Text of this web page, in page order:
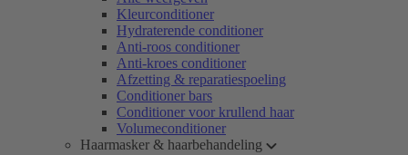
Kleurconditioner
Hydraterende conditioner
Anti-roos conditioner
Anti-kroes conditioner
Afzetting & reparatiespoeling
Conditioner bars
Conditioner voor krullend haar
Volumeconditioner
Haarmasker & haarbehandeling